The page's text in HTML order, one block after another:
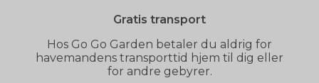
Gratis transport
Hos Go Go Garden betaler du aldrig for
havemandens transporttid hjem til dig eller
for andre gebyrer.